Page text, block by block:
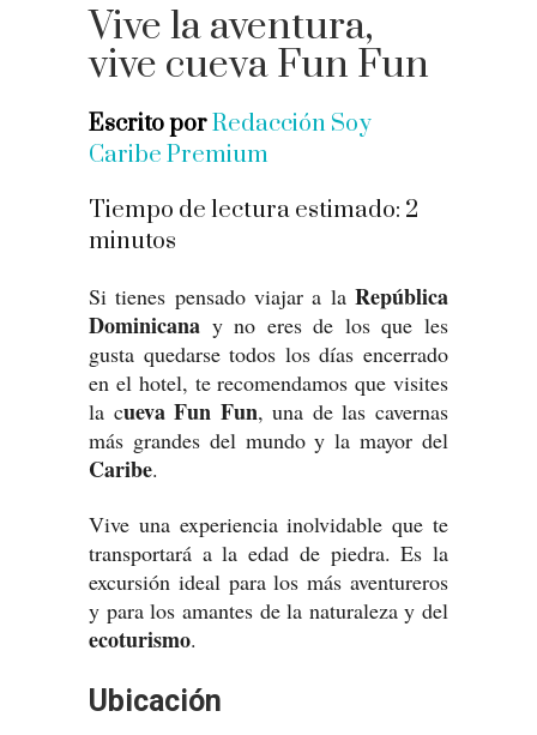
Vive la aventura,
vive cueva Fun Fun
Escrito porRedacción Soy
Caribe Premium
Tiempo de lectura estimado: 2
minutos
Si tienes pensado viajar a la República
Dominicana y no eres de los que les
gusta quedarse todos los días encerrado
en el hotel, te recomendamos que visites
la cueva Fun Fun, una de las cavernas
más grandes del mundo y la mayor del
Caribe.
Vive una experiencia inolvidable que te
transportará a la edad de piedra. Es la
excursión ideal para los más aventureros
y para los amantes de la naturaleza y del
ecoturismo.
Ubicación